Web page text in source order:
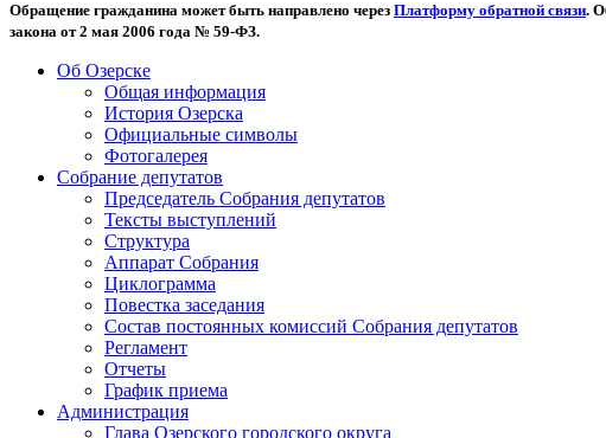
Обращение гражданина может быть направлено через Платформу обратной связи.
закона от 2 мая 2006 года № 59-ФЗ.
Об Озерске
Общая информация
История Озерска
Официальные символы
Фотогалерея
Собрание депутатов
Председатель Собрания депутатов
Тексты выступлений
Структура
Аппарат Собрания
Циклограмма
Повестка заседания
Состав постоянных комиссий Собрания депутатов
Регламент
Отчеты
График приема
Администрация
Глава Озерского городского округа